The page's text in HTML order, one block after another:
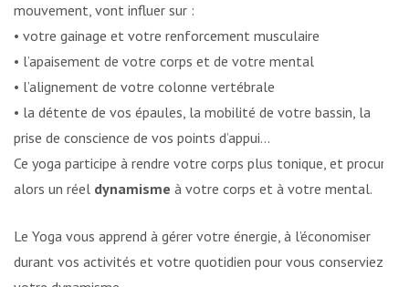
mouvement, vont influer sur :
• votre gainage et votre renforcement musculaire
• l’apaisement de votre corps et de votre mental
• l’alignement de votre colonne vertébrale
• la détente de vos épaules, la mobilité de votre bassin, la
prise de conscience de vos points d’appui…
Ce yoga participe à rendre votre corps plus tonique, et procure
alors un réel dynamisme à votre corps et à votre mental.
Le Yoga vous apprend à gérer votre énergie, à l’économiser
durant vos activités et votre quotidien pour vous conserviez